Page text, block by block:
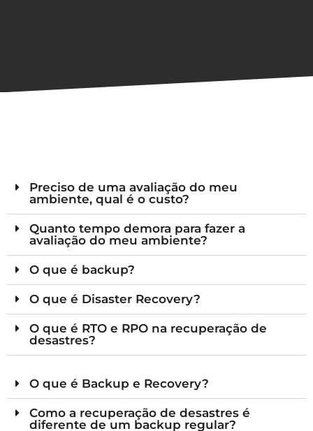
Preciso de uma avaliação do meu
ambiente, qual é o custo?
Quanto tempo demora para fazer a
avaliação do meu ambiente?
O que é backup?
O que é Disaster Recovery?
O que é RTO e RPO na recuperação de
desastres?
O que é Backup e Recovery?
Como a recuperação de desastres é
diferente de um backup regular?